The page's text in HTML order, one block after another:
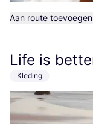
Aan route toevoegen
Life is
Kleding